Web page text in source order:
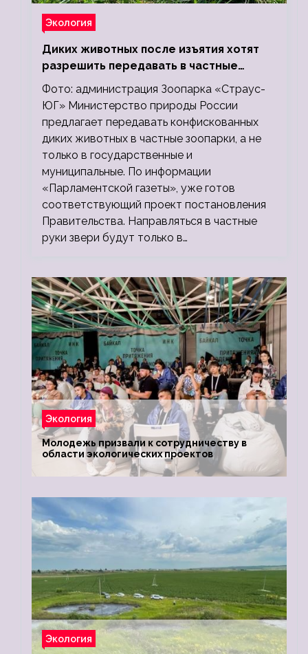
Экология
Диких животных после изъятия хотят
разрешить передавать в частные
зоопарки
Фото: администрация Зоопарка «Страус-
ЮГ» Министерство природы России
предлагает передавать конфискованных
диких животных в частные зоопарки, а не
только в государственные и
муниципальные. По информации
«Парламентской газеты», уже готов
соответствующий проект постановления
Правительства. Направляться в частные
руки звери будут только в…
Экология
Молодежь призвали к сотрудничеству в
области экологических проектов
Экология